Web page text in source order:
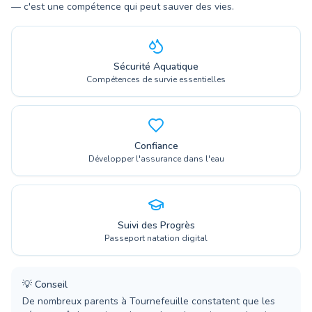
— c'est une compétence qui peut sauver des vies.
Sécurité Aquatique
Compétences de survie essentielles
Confiance
Développer l'assurance dans l'eau
Suivi des Progrès
Passeport natation digital
💡 Conseil
De nombreux parents à Tournefeuille constatent que les